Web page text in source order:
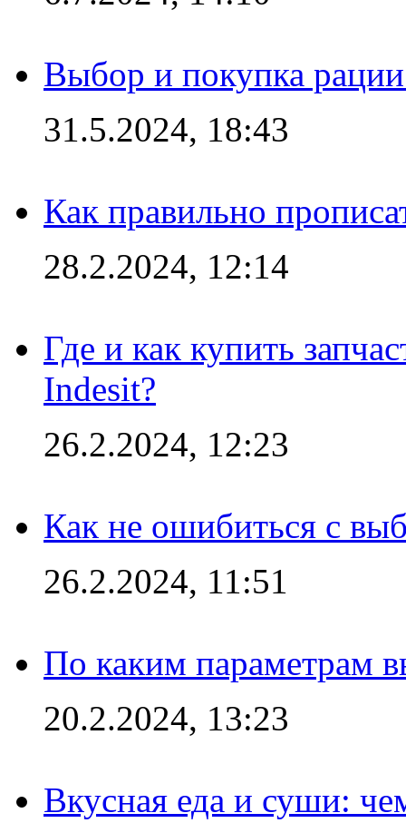
Выбор и покупка
31.5.2024, 18:43
Как правильно
28.2.2024, 12:14
Где и как купить
Indesit?
26.2.2024, 12:23
Как не ошибиться с
26.2.2024, 11:51
По каким параметрам
20.2.2024, 13:23
Вкусная еда и суши: